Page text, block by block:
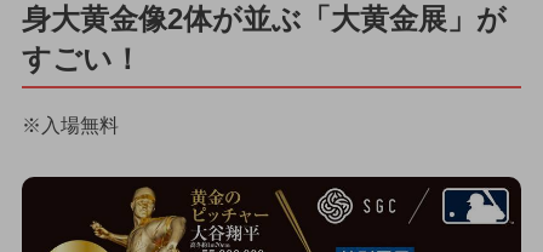
身大黄金像2体が並ぶ「大黄金展」が
すごい！
※入場無料